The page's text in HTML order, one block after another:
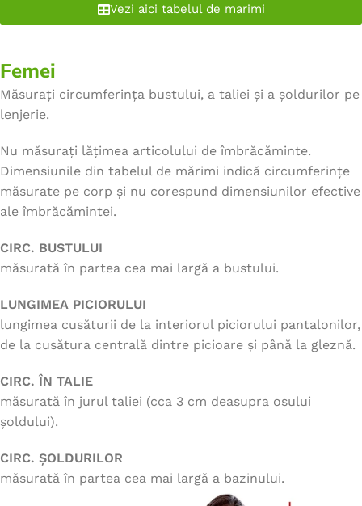
Vezi aici tabelul de marimi
Femei
Măsurați circumferința bustului, a taliei și a șoldurilor pe
lenjerie.
Nu măsurați lățimea articolului de îmbrăcăminte.
Dimensiunile din tabelul de mărimi indică circumferințe
măsurate pe corp și nu corespund dimensiunilor efective
ale îmbrăcămintei.
CIRC. BUSTULUI
măsurată în partea cea mai largă a bustului.
LUNGIMEA PICIORULUI
lungimea cusăturii de la interiorul piciorului pantalonilor,
de la cusătura centrală dintre picioare și până la gleznă.
CIRC. ÎN TALIE
măsurată în jurul taliei (cca 3 cm deasupra osului
șoldului).
CIRC. ȘOLDURILOR
măsurată în partea cea mai largă a bazinului.